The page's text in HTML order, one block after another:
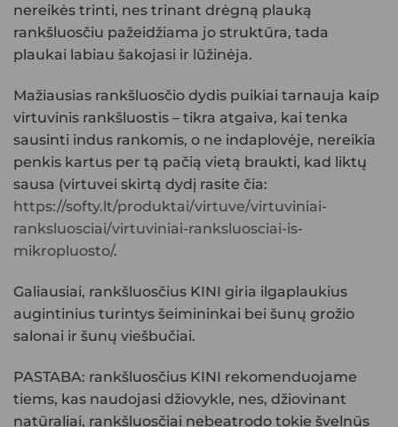
nereikės trinti, nes trinant drėgną plauką
rankšluosčiu pažeidžiama jo struktūra, tada
plaukai labiau šakojasi ir lūžinėja.
Mažiausias rankšluosčio dydis puikiai tarnauja kaip
virtuvinis rankšluostis – tikra atgaiva, kai tenka
sausinti indus rankomis, o ne indaplovėje, nereikia
penkis kartus per tą pačią vietą braukti, kad liktų
sausa (virtuvei skirtą dydį rasite čia:
https://softy.lt/produktai/virtuve/virtuviniai-
ranksluosciai/virtuviniai-ranksluosciai-is-
mikropluosto/.
Galiausiai, rankšluosčius KINI giria ilgaplaukius
augintinius turintys šeimininkai bei šunų grožio
salonai ir šunų viešbučiai.
PASTABA: rankšluosčius KINI rekomenduojame
tiems, kas naudojasi džiovykle, nes, džiovinant
natūraliai, rankšluosčiai nebeatrodo tokie švelnūs